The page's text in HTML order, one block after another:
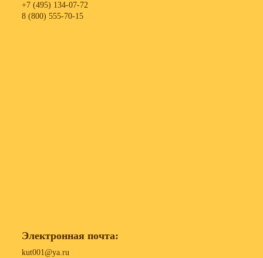
+7 (495) 134-07-72
8 (800) 555-70-15
Электронная почта:
kut001@ya.ru